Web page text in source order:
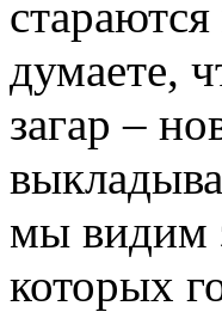
думаете,
загар –
мы видим
которых